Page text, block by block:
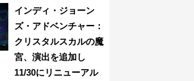
インディ・ジョーン
ズ・アドベンチャー：
クリスタルスカルの魔
宮、演出を追加し
11/30にリニューアル